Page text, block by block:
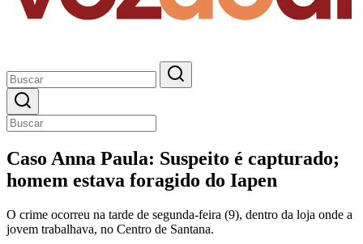
Caso Anna Paula: Suspeito é capturado;
homem estava foragido do Iapen
O crime ocorreu na tarde de segunda-feira (9), dentro da loja onde a
jovem trabalhava, no Centro de Santana.